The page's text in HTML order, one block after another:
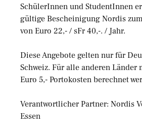
SchülerInnen und StudentInnen
gültige Bescheinigung Nordis
von Euro 22,- / sFr 40,-. / Jahr.
Diese Angebote gelten nur für
Schweiz. Für alle anderen Länder
Euro 5,- Portokosten berechnet
Verantwortlicher Partner: Nordis
Essen